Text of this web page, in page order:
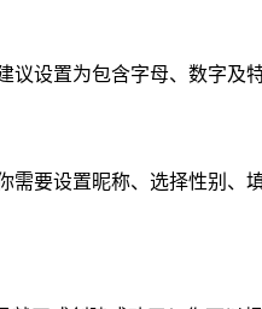
设置为包含字母、数字及
要设置昵称、选择性别